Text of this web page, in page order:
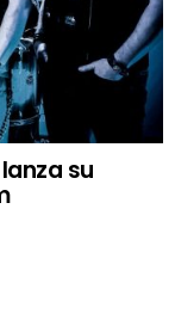
su